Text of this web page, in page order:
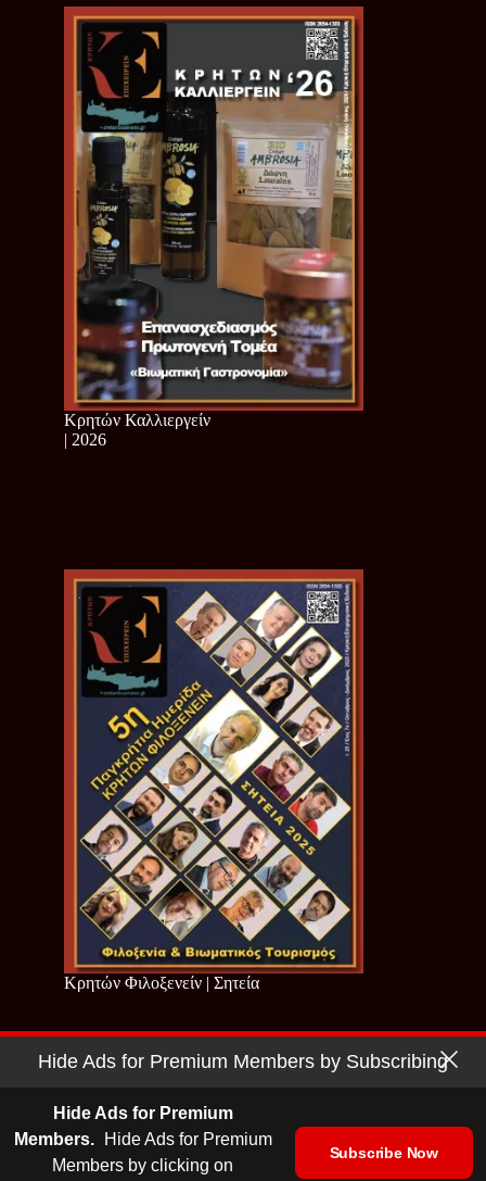
Κρητών Καλλιεργείν
| 2026
Κρητών Φιλοξενείν | Σητεία
Copyright © 2026 - Cretan Business | Κρητών Επιχειρείν
Hide Ads for Premium Members by Subscribing
Hide Ads for Premium
Members.
Hide Ads for Premium
Members by clicking on
Subscribe Now